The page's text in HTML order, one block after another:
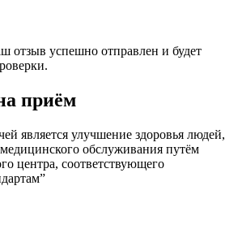
отзыв успешно отправлен и будет
приём
является улучшение здоровья людей,
обслуживания путём
центра, соответствующего